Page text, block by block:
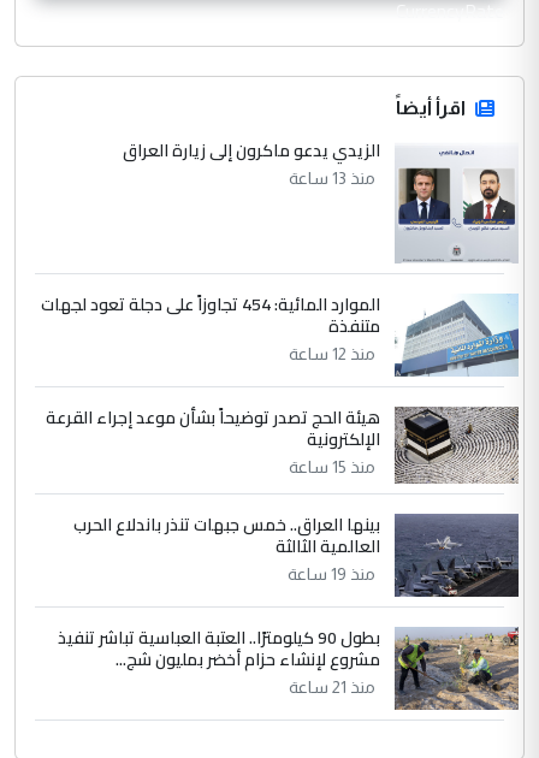
CurrencyRate
اقرأ أيضاً
الزيدي يدعو ماكرون إلى زيارة العراق
منذ 13 ساعة
الموارد المائية: 454 تجاوزاً على دجلة تعود لجهات
متنفذة
منذ 12 ساعة
هيئة الحج تصدر توضيحاً بشأن موعد إجراء القرعة
الإلكترونية
منذ 15 ساعة
بينها العراق.. خمس جبهات تنذر باندلاع الحرب
العالمية الثالثة
منذ 19 ساعة
بطول 90 كيلومترًا.. العتبة العباسية تباشر تنفيذ
مشروع لإنشاء حزام أخضر بمليون شج...
منذ 21 ساعة